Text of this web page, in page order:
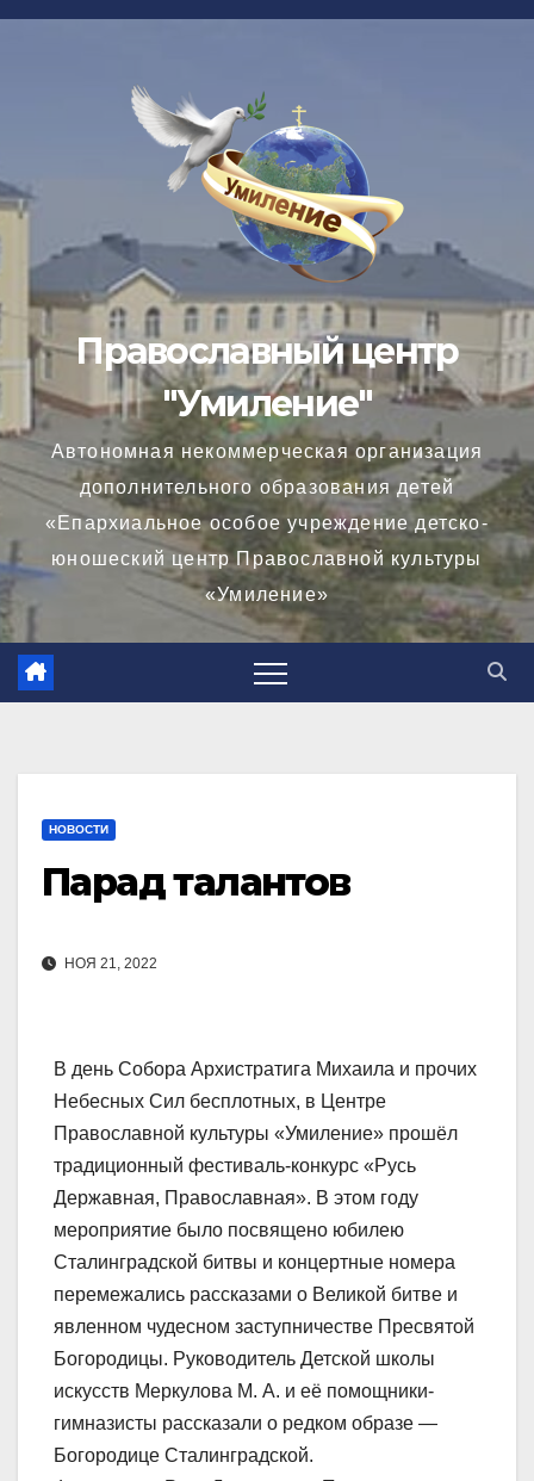
Перейти
Православный центр
"Умиление"
Автономная некоммерческая организация
дополнительного образования детей
«Епархиальное особое учреждение детско-
юношеский центр Православной культуры
«Умиление»
НОВОСТИ
Парад талантов
НОЯ 21, 2022
В день Собора Архистратига Михаила и прочих
Небесных Сил бесплотных, в Центре
Православной культуры «Умиление» прошёл
традиционный фестиваль-конкурс «Русь
Державная, Православная». В этом году
мероприятие было посвящено юбилею
Сталинградской битвы и концертные номера
перемежались рассказами о Великой битве и
явленном чудесном заступничестве Пресвятой
Богородицы. Руководитель Детской школы
искусств Меркулова М. А. и её помощники-
гимназисты рассказали о редком образе —
Богородице Сталинградской.